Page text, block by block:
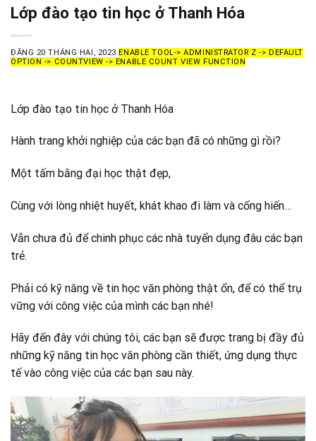
Lớp đào tạo tin học ở Thanh Hóa
ĐĂNG 20 THÁNG HAI, 2023 ENABLE TOOL-> ADMINISTRATOR Z -> DEFAULT
OPTION -> COUNTVIEW -> ENABLE COUNT VIEW FUNCTION
Lớp đào tạo tin học ở Thanh Hóa
Hành trang khởi nghiệp của các bạn đã có những gì rồi?
Một tấm bằng đại học thật đẹp,
Cùng với lòng nhiệt huyết, khát khao đi làm và cống hiến…
Vẫn chưa đủ để chinh phục các nhà tuyển dụng đâu các bạn
trẻ.
Phải có kỹ năng về tin học văn phòng thật ổn, để có thể trụ
vững với công việc của mình các bạn nhé!
Hãy đến đây với chúng tôi, các bạn sẽ được trang bị đầy đủ
những kỹ năng tin học văn phòng cần thiết, ứng dụng thực
tế vào công việc của các bạn sau này.